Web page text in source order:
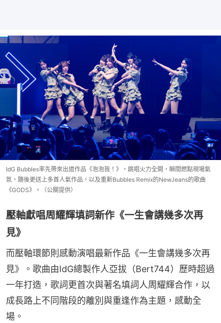
IdG Bubbles率先帶來出道作品《泡泡我！》，跳唱火力全開，瞬間燃點現場氣
氛，隨後更送上多首人氣作品，以及重新Bubbles Remix的NewJeans的歌曲
《GODS》。（公關提供）
壓軸獻唱周耀輝填詞新作《一生會講幾多次再
見》
而壓軸環節則感動演唱最新作品《一生會講幾多次再
見》。歌曲由IdG總製作人亞拔（Bert744）歷時超過
一年打造，歌詞更首次與著名填詞人周耀輝合作，以
成長路上不同階段的離別與重逢作為主題，感動全
場。